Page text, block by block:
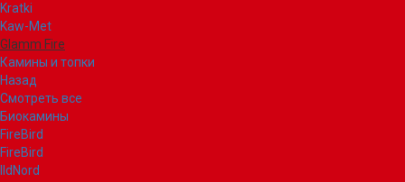
Kratki
Kaw-Met
Glamm Fire
Камины и топки
Назад
Смотреть все
Биокамины
FireBird
FireBird
IldNord